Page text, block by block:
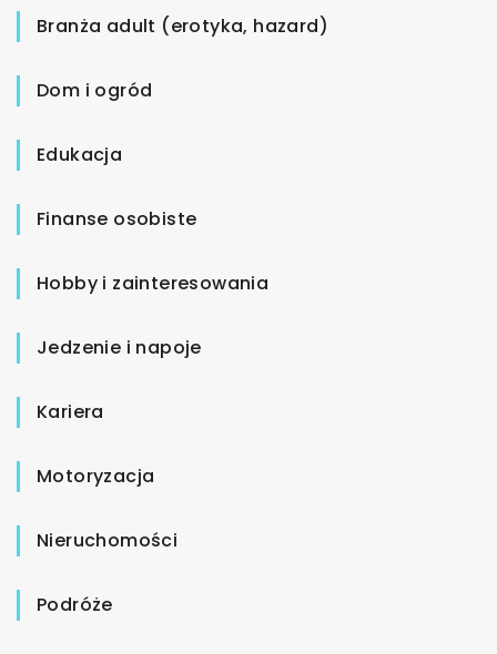
Branża adult (erotyka, hazard)
Dom i ogród
Edukacja
Finanse osobiste
Hobby i zainteresowania
Jedzenie i napoje
Kariera
Motoryzacja
Nieruchomości
Podróże